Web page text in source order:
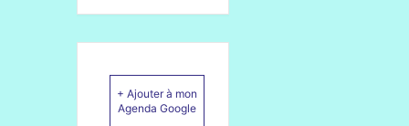
+ Ajouter à mon
Agenda Google